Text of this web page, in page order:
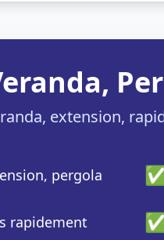
extension,
pergola
rapidement